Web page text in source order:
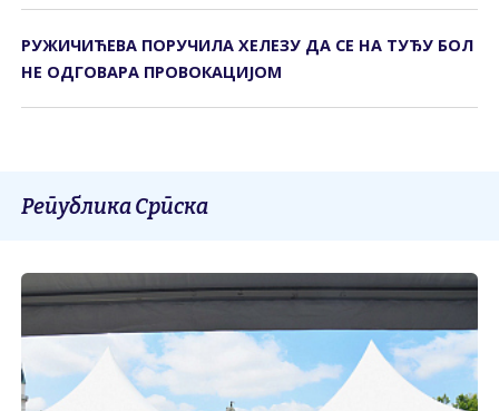
РУЖИЧИЋЕВА ПОРУЧИЛА ХЕЛЕЗУ ДА СЕ НА ТУЂУ БОЛ
НЕ ОДГОВАРА ПРОВОКАЦИЈОМ
Република Српска